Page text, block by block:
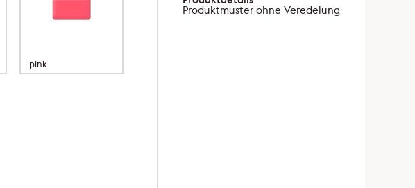
pink
Produktmuster ohne Veredelung